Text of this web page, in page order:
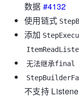
数据 #4132
使用链式
添加
无法继承final
不支持